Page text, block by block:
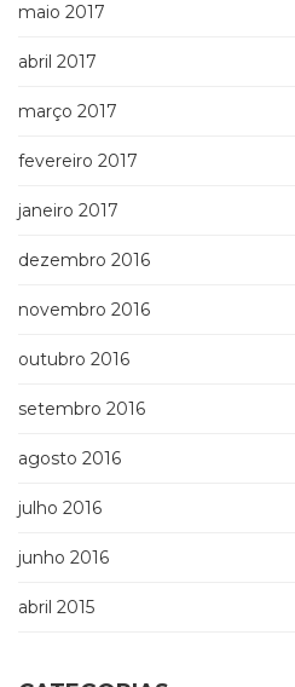
maio 2017
abril 2017
março 2017
fevereiro 2017
janeiro 2017
dezembro 2016
novembro 2016
outubro 2016
setembro 2016
agosto 2016
julho 2016
junho 2016
abril 2015